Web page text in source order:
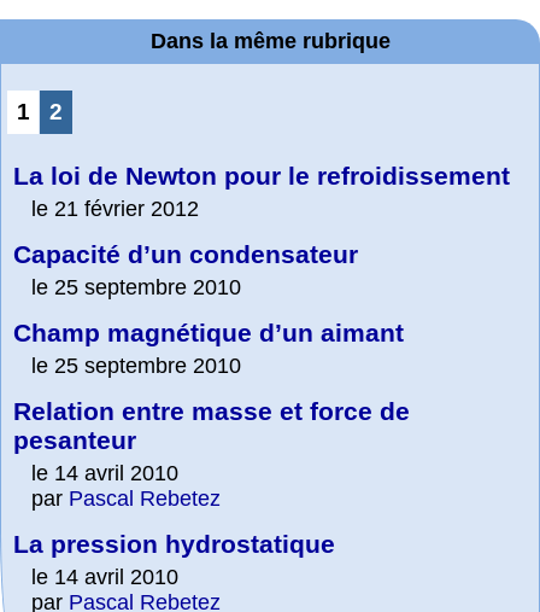
Dans la même rubrique
1 2
La loi de Newton pour le refroidissement
le 21 février 2012
Capacité d’un condensateur
le 25 septembre 2010
Champ magnétique d’un aimant
le 25 septembre 2010
Relation entre masse et force de
pesanteur
le 14 avril 2010
par Pascal Rebetez
La pression hydrostatique
le 14 avril 2010
par Pascal Rebetez